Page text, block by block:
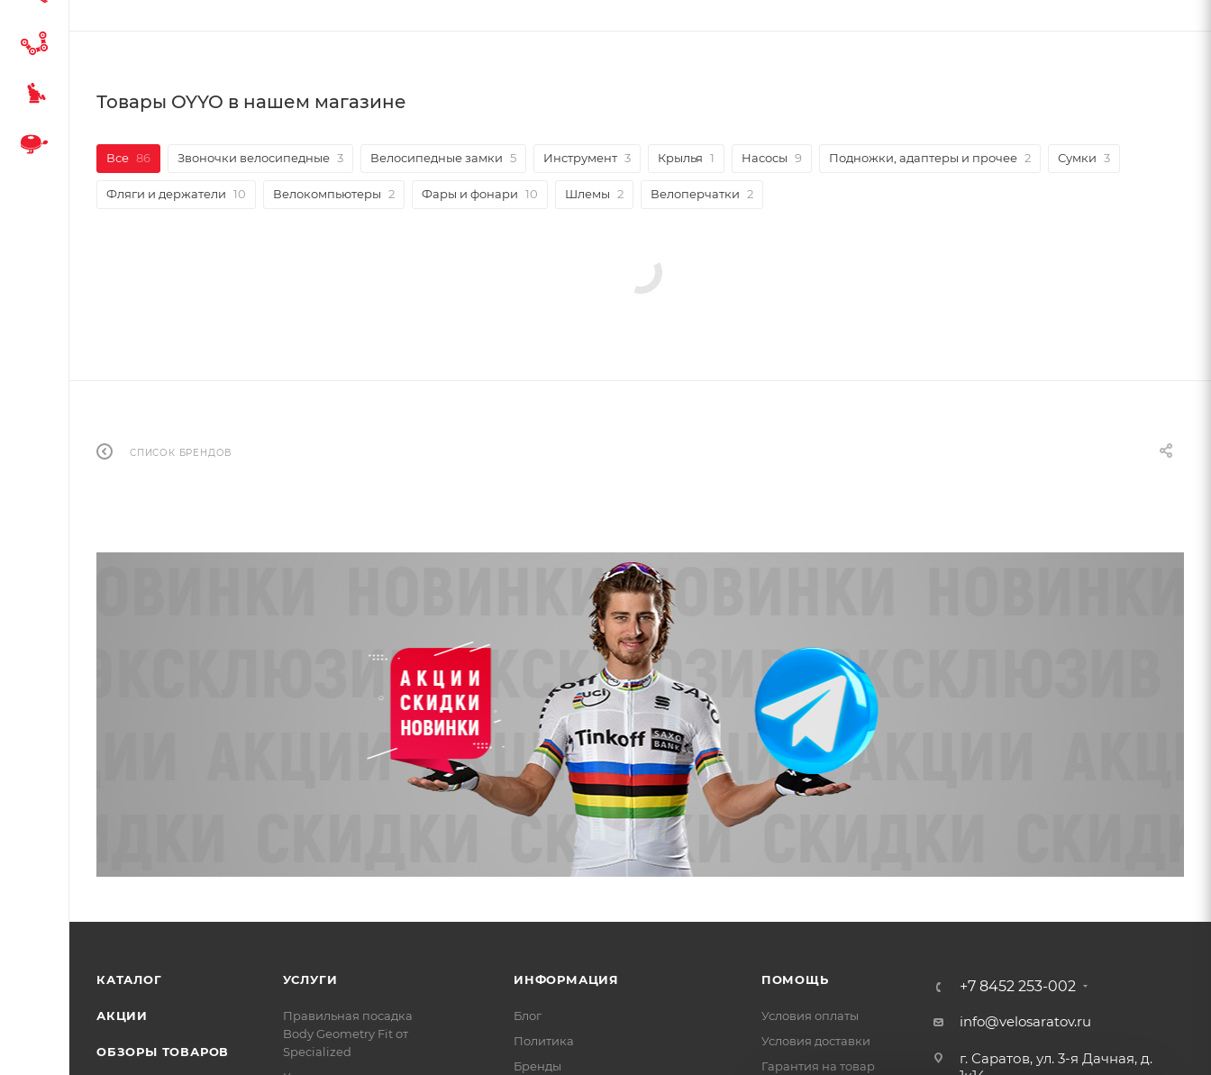
Товары OYYO в нашем магазине
Все 86 Звоночки велосипедные 3 Велосипедные замки 5 Инструмент 3 Крылья 1 Насосы 9 Подножки, адаптеры и прочее 2 Сумки 3
Фляги и держатели 10 Велокомпьютеры 2 Фары и фонари 10 Шлемы 2 Велоперчатки 2
СПИСОК БРЕНДОВ
КАТАЛОГ
АКЦИИ
ОБЗОРЫ ТОВАРОВ
УСЛУГИ
Правильная посадка
Body Geometry Fit от
Specialized
ИНФОРМАЦИЯ
Блог
Политика
Бренды
ПОМОЩЬ
Условия оплаты
Условия доставки
Гарантия на товар
+7 8452 253-002
info@velosaratov.ru
г. Саратов, ул. 3-я Дачная, д.